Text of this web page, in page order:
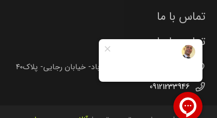
تماس با ما
تماس با ما
تهران -جاده خاوران -خاتون آباد- خیابان رجایی- پلاک۴۰
09121233946